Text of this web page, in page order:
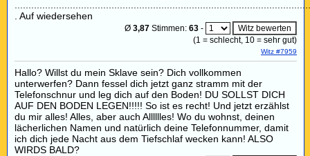
. Auf wiedersehen
Ø 3,87 Stimmen: 63 -
(1 = schlecht, 10 = sehr gut)
Witz #7959
Hallo? Willst du mein Sklave sein? Dich vollkommen
unterwerfen? Dann fessel dich jetzt ganz stramm mit der
Telefonschnur und leg dich auf den Boden! DU SOLLST DICH
AUF DEN BODEN LEGEN!!!!! So ist es recht! Und jetzt erzählst
du mir alles! Alles, aber auch Alllllles! Wo du wohnst, deinen
lächerlichen Namen und natürlich deine Telefonnummer, damit
ich dich jede Nacht aus dem Tiefschlaf wecken kann! ALSO
WIRDS BALD?